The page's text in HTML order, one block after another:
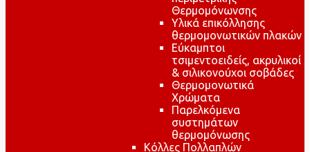
Θερμομόνωνσης
Υλικά επικόλλησης
θερμομονωτικών πλακών
Εύκαμπτοι
τσιμεντοειδείς, ακρυλικοί
& σιλικονούχοι σοβάδες
Θερμομονωτικά
Χρώματα
Παρελκόμενα
συστημάτων
θερμομόνωσης
Κόλλες Πολλαπλών